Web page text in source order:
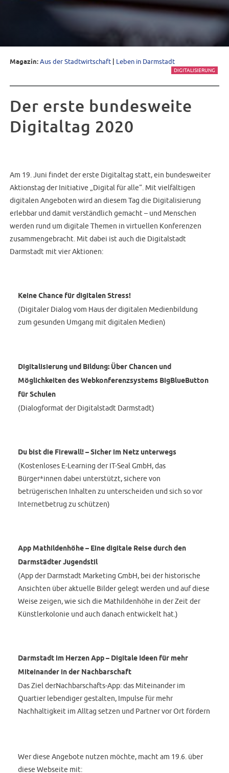
Magazin:Aus der Stadtwirtschaft Leben in Darmstadt
DIGITALISIERUNG
Der erste bundesweite
Digitaltag 2020
Am 19. Juni findet der erste Digitaltag statt, ein bundesweiter
Aktionstag der Initiative „Digital für alle“. Mit vielfältigen
digitalen Angeboten wird an diesem Tag die Digitalisierung
erlebbar und damit verständlich gemacht – und Menschen
werden rund um digitale Themen in virtuellen Konferenzen
zusammengebracht. Mit dabei ist auch die Digitalstadt
Darmstadt mit vier Aktionen:
Keine Chance für digitalen Stress!
(Digitaler Dialog vom Haus der digitalen Medienbildung
zum gesunden Umgang mit digitalen Medien)
Digitalisierung und Bildung: Über Chancen und
Möglichkeiten des Webkonferenzsystems BigBlueButton
für Schulen
(Dialogformat der Digitalstadt Darmstadt)
Du bist die Firewall! – Sicher im Netz unterwegs
(Kostenloses E-Learning der IT-Seal GmbH, das
Bürger*innen dabei unterstützt, sichere von
betrügerischen Inhalten zu unterscheiden und sich so vor
Internetbetrug zu schützen)
App Mathildenhöhe – Eine digitale Reise durch den
Darmstädter Jugendstil
(App der Darmstadt Marketing GmbH, bei der historische
Ansichten über aktuelle Bilder gelegt werden und auf diese
Weise zeigen, wie sich die Mathildenhöhe in der Zeit der
Künstlerkolonie und auch danach entwickelt hat.)
Darmstadt im Herzen App – Digitale Ideen für mehr
Miteinander in der Nachbarschaft
Das Ziel derNachbarschafts-App: das Miteinander im
Quartier lebendiger gestalten, Impulse für mehr
Nachhaltigkeit im Alltag setzen und Partner vor Ort fördern
Wer diese Angebote nutzen möchte, macht am 19.6. über
diese Webseite mit: